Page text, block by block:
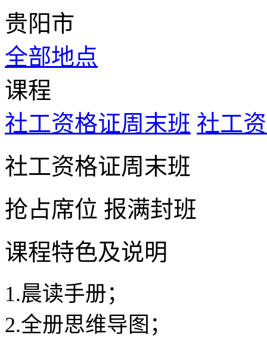
贵阳市
全部地点
课程
社工资格证周末班 社工
社工资格证周末班
抢占席位 报满封班
课程特色及说明
1.晨读手册；
2.全册思维导图；